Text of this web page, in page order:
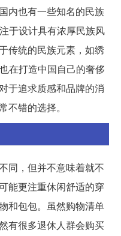
内也有一些知名的民族
于设计具有浓厚民族风
传统的民族元素，如绣
在打造中国自己的奢侈
于追求质感和品牌的消
不错的选择。
同，但并不意味着就不
能更注重休闲舒适的穿
和包包。虽然购物清单
有很多退休人群会购买